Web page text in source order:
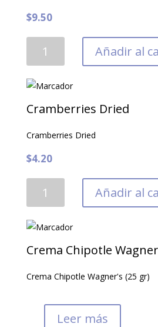
$9.50
cantidad
Añadir al
Cramberries Dried
Cramberries Dried
$4.20
Dried
Añadir al
Crema Chipotle
Crema Chipotle Wagner's (25 gr)
Leer más